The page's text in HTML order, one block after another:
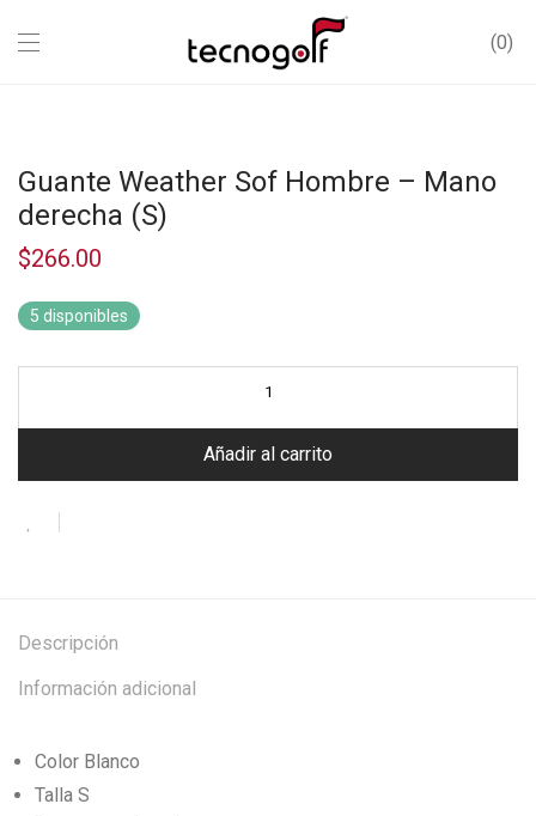
0
Guante Weather Sof Hombre – Mano
derecha (S)
$266.00
5 disponibles
Añadir al carrito
Descripción
Información adicional
Color Blanco
Talla S